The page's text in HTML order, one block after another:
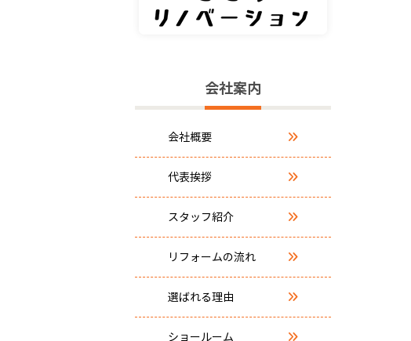
会社案内
会社概要
代表挨拶
スタッフ紹介
リフォームの流れ
選ばれる理由
ショールーム